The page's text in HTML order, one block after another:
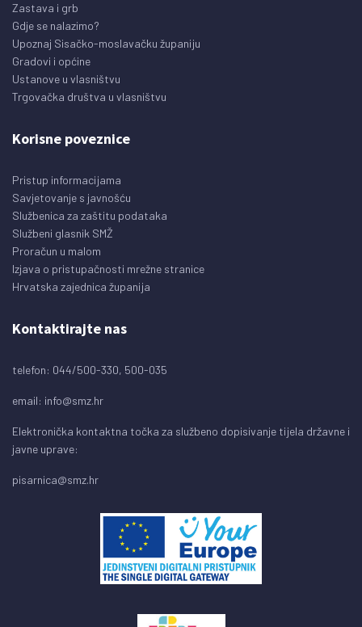
Zastava i grb
Gdje se nalazimo?
Upoznaj Sisačko-moslavačku županiju
Gradovi i općine
Ustanove u vlasništvu
Trgovačka društva u vlasništvu
Korisne poveznice
Pristup informacijama
Savjetovanje s javnošću
Službenica za zaštitu podataka
Službeni glasnik SMŽ
Proračun u malom
Izjava o pristupačnosti mrežne stranice
Hrvatska zajednica županija
Kontaktirajte nas
telefon: 044/500-330, 500-035
email: info@smz.hr
Elektronička kontaktna točka za službeno dopisivanje tijela državne i
javne uprave:
pisarnica@smz.hr